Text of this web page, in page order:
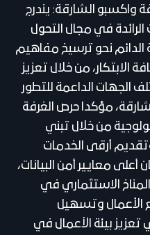
واكسبو الشارقة: يندرج
في مجال التحول
نحو ترسيخ مفاهيم
الابتكار، من خلال تعزيز
الجهات الداعمة للتطور
مؤكدا حرص الغرفة
من خلال تبني
أرقى الخدمات
معايير أمن البيانات،
الاستثماري في
الأعمال وتسهيل
تعزيز بيئة الأعمال في